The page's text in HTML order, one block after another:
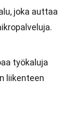
joka auttaa
työkaluja
liikenteen